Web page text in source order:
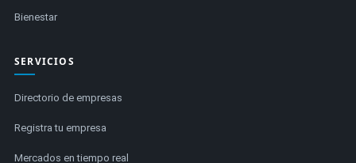
Bienestar
SERVICIOS
Directorio de empresas
Registra tu empresa
Mercados en tiempo real